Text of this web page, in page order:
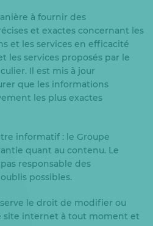
à fournir des
et exactes concernant les
et les services en efficacité
les services proposés par le
Il est mis à jour
que les informations
les plus exactes
informatif : le Groupe
quant au contenu. Le
responsable des
possibles.
le droit de modifier ou
site internet à tout moment et